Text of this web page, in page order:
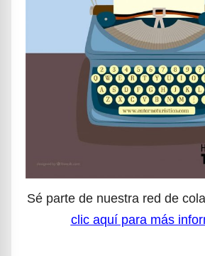
Sé parte de nuestra red de
clic aquí para más